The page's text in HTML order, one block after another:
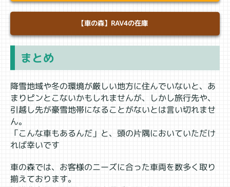
【車の森】RAV4の在庫
まとめ
降雪地域や冬の環境が厳しい地方に住んでいないと、あ
まりピンとこないかもしれませんが、しかし旅行先や、
引越し先が豪雪地帯になることがないとは言い切れませ
ん。
「こんな車もあるんだ」と、頭の片隅においていただけ
れば幸いです
車の森では、お客様のニーズに合った車両を数多く取り
揃えております。